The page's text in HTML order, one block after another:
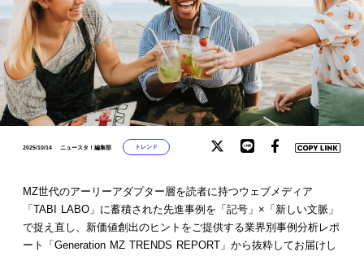
2025/10/14 ニュースタ！編集部 トレンド
MZ世代のアーリーアダプター層を読者に持つウェブメディア
「TABI LABO」に蓄積された先進事例を「記号」×「新しい文脈」
で捉え直し、新価値創出のヒントをご提供する業界別事例分析レポ
ート「Generation MZ TRENDS REPORT」から抜粋してお届けし